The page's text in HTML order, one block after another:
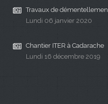
Travaux de
Lundi 06 janvier 2020
Chantier ITER à Cadarache
Lundi 16 décembre 2019